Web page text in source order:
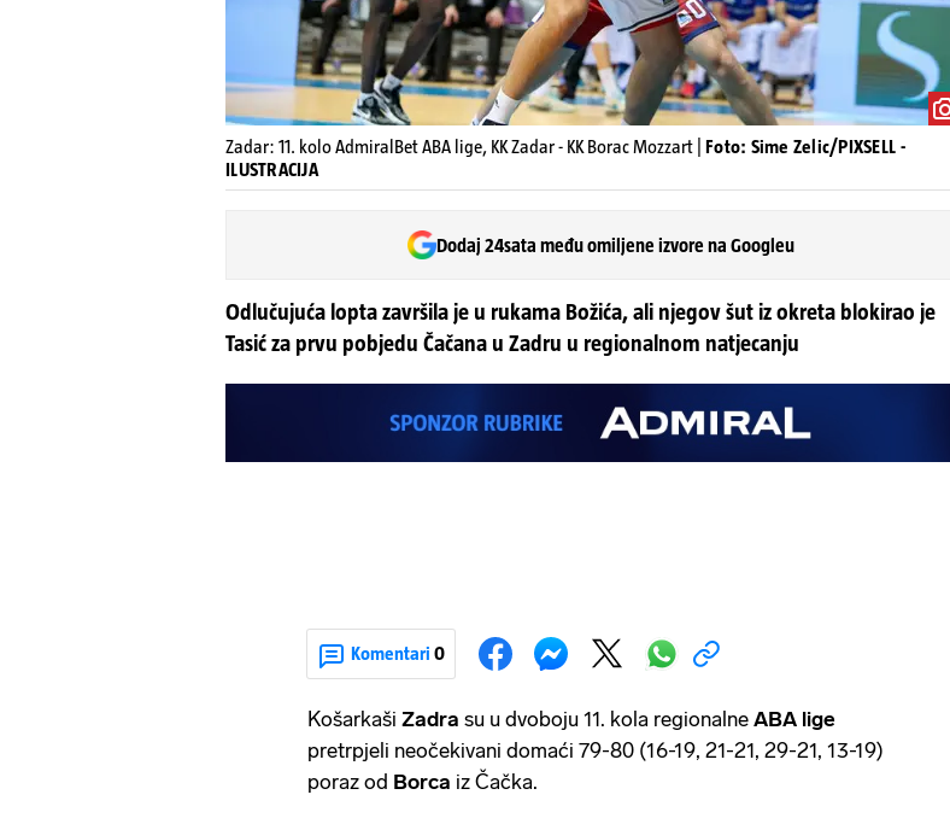
Zadar: 11. kolo AdmiralBet ABA lige, KK Zadar - KK Borac Mozzart | Foto: Sime Zelic/PIXSELL -
ILUSTRACIJA
Dodaj 24sata među omiljene izvore na Googleu
Odlučujuća lopta završila je u rukama Božića, ali njegov šut iz okreta blokirao je
Tasić za prvu pobjedu Čačana u Zadru u regionalnom natjecanju
Komentari 0
Košarkaši Zadra su u dvoboju 11. kola regionalne ABA lige
pretrpjeli neočekivani domaći 79-80 (16-19, 21-21, 29-21, 13-19)
poraz od Borca iz Čačka.